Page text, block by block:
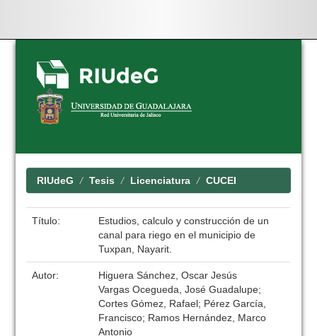
Skip
navigation
RIUdeG Tesis Licenciatura CUCEI
Título:
Estudios, calculo y construcción de un
canal para riego en el municipio de
Tuxpan, Nayarit.
Autor:
Higuera Sánchez, Oscar Jesús
Vargas Ocegueda, José Guadalupe;
Cortes Gómez, Rafael; Pérez García,
Francisco; Ramos Hernández, Marco
Antonio